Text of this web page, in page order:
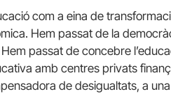
com a eina de
Hem passat de la
passat de concebre
amb centres privats
de desigualtats, a